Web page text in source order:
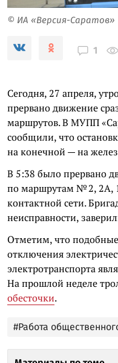
© ИА «Версия-Саратов»
1
Сегодня, 27 апреля,
прервано движение
маршрутов. В МУПП
сообщили, что
на конечной — на
В 5:38 было прервано
по маршрутам № 2, 2А,
контактной сети.
неисправности,
Отметим, что
отключения
электротранспорта
На прошлой неделе
обесточки.
#Работа